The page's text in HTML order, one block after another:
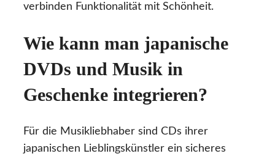
verbinden Funktionalität mit Schönheit.
Wie kann man japanische
DVDs und Musik in
Geschenke integrieren?
Für die Musikliebhaber sind CDs ihrer
japanischen Lieblingskünstler ein sicheres